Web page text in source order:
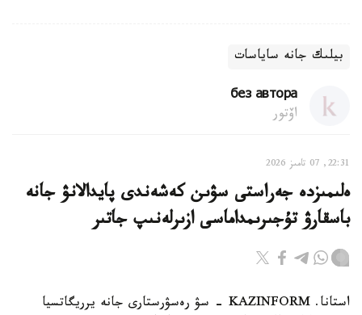
بيلىك جانە ساياسات
без автора
اۆتور
22:31, 07 تامىز 2026
ەلىمىزدە جەراستى سۋىن كەشەندى پايدالانۋ جانە
باسقارۋ تۇجىرىمداماسى ازىرلەنىپ جاتىر
استانا. KAZINFORM - سۋ رەسۋرستارى جانە يرريگاتسيا